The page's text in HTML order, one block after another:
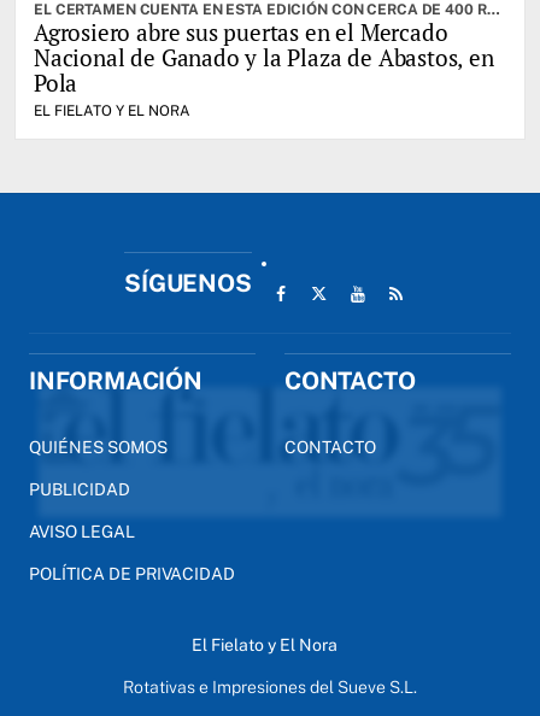
EL CERTAMEN CUENTA EN ESTA EDICIÓN CON CERCA DE 400 RESES. CABRANES ES EL CONCEJO INVITADO
Agrosiero abre sus puertas en el Mercado
Nacional de Ganado y la Plaza de Abastos, en
Pola
EL FIELATO Y EL NORA
SÍGUENOS
INFORMACIÓN
QUIÉNES SOMOS
PUBLICIDAD
AVISO LEGAL
POLÍTICA DE PRIVACIDAD
CONTACTO
CONTACTO
El Fielato y El Nora
Rotativas e Impresiones del Sueve S.L.